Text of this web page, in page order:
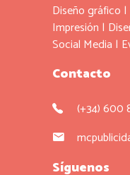
Diseño gráfico |
Impresión |
Social Media |
Contacto
(+34) 600
Síguenos